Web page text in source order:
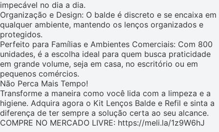
impecável no dia a dia.
Organização e Design: O balde é discreto e se encaixa em
qualquer ambiente, mantendo os lenços organizados e
protegidos.
Perfeito para Famílias e Ambientes Comerciais: Com 800
unidades, é a escolha ideal para quem busca praticidade
em grande volume, seja em casa, no escritório ou em
pequenos comércios.
Não Perca Mais Tempo!
Transforme a maneira como você lida com a limpeza e a
higiene. Adquira agora o Kit Lenços Balde e Refil e sinta a
diferença de ter sempre a solução certa ao seu alcance.
COMPRE NO MERCADO LIVRE: https://meli.la/1z9W6hJ